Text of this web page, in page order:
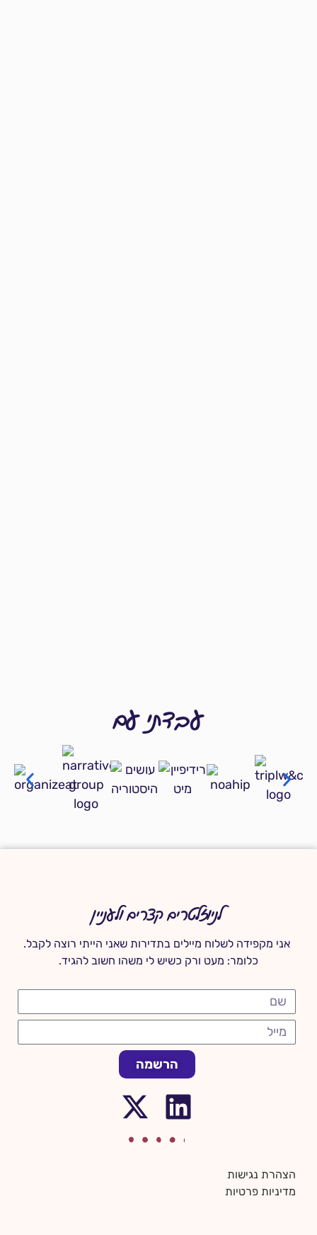
עבדתי עם
לניוזלטרים קצרים ולעניין
אני מקפידה לשלוח מיילים בתדירות שאני הייתי רוצה לקבל.
כלומר: מעט ורק כשיש לי משהו חשוב להגיד.
הרשמה
הצהרת נגישות
מדיניות פרטיות